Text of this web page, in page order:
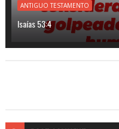
ANTIGUO TESTAMENTO
Isaías 53:4